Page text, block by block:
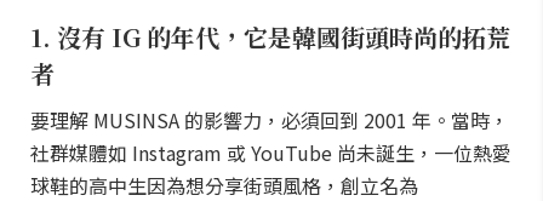
1. 沒有 IG 的年代，它是韓國街頭時尚的拓荒
者
要理解 MUSINSA 的影響力，必須回到 2001 年。當時，
社群媒體如 Instagram 或 YouTube 尚未誕生，一位熱愛
球鞋的高中生因為想分享街頭風格，創立名為